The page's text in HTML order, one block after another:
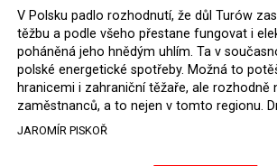
tisíc lidí. Navíc s činností dolu a
souvisí dalších několik desítek tisíc
regionu. Zelená politika ale opět
Rozhodnutí polského ministra
německé, české a polské ekology, kteří
správního soudu podali, ale také
V Polsku padlo rozhodnutí, že důl Turów
těžbu a podle všeho přestane fungovat i
poháněná jeho hnědým uhlím. Ta v
polské energetické spotřeby. Možná to
hranicemi i zahraniční těžaře, ale rozhodně
zaměstnanců, a to nejen v tomto regionu.
JAROMÍR PISKOŘ